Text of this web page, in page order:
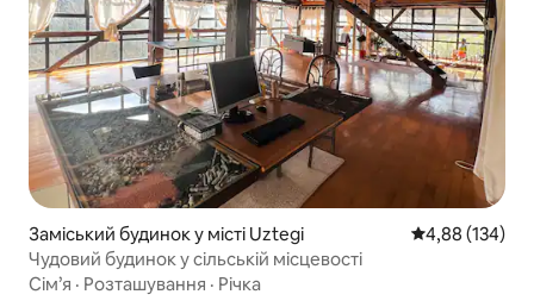
Заміський будинок у місті Uztegi Середня
4,88 (134)
Чудовий будинок у сільській місцевості
Сім’я · Розташування · Річка